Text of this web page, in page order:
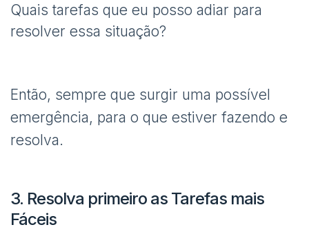
Quais tarefas que eu posso adiar para
resolver essa situação?
Então, sempre que surgir uma possível
emergência, para o que estiver fazendo e
resolva.
3. Resolva primeiro as Tarefas mais
Fáceis